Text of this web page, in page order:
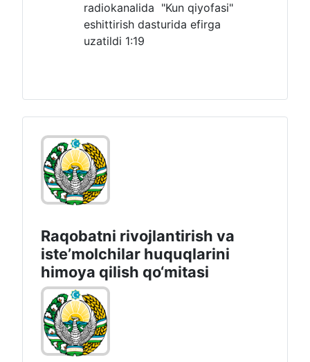
radiokanalida "Kun qiyofasi"
eshittirish dasturida efirga
uzatildi 1:19
Raqobatni rivojlantirish va
isteʼmolchilar huquqlarini
himoya qilish qo‘mitasi